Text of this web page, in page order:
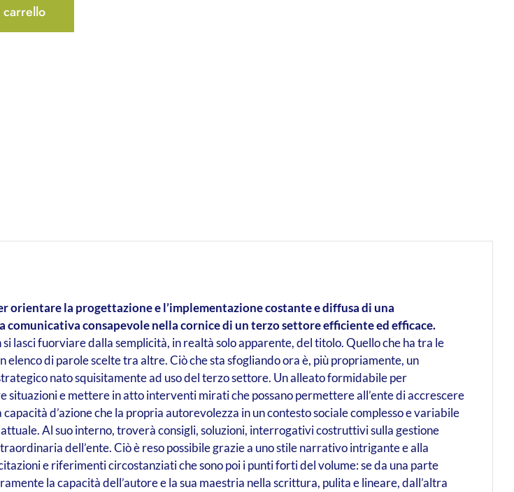
orientare la progettazione e l’implementazione costante e diffusa di una
comunicativa consapevole nella cornice di un terzo settore efficiente ed efficace.
lasci fuorviare dalla semplicità, in realtà solo apparente, del titolo. Quello che ha tra le
elenco di parole scelte tra altre. Ciò che sta sfogliando ora è, più propriamente, un
nato squisitamente ad uso del terzo settore. Un alleato formidabile per
situazioni e mettere in atto interventi mirati che possano permettere all’ente di accrescere
capacità d’azione che la propria autorevolezza in un contesto sociale complesso e variabile
Al suo interno, troverà consigli, soluzioni, interrogativi costruttivi sulla gestione
dell’ente. Ciò è reso possibile grazie a uno stile narrativo intrigante e alla
e riferimenti circostanziati che sono poi i punti forti del volume: se da una parte
la capacità dell’autore e la sua maestria nella scrittura, pulita e lineare, dall’altra